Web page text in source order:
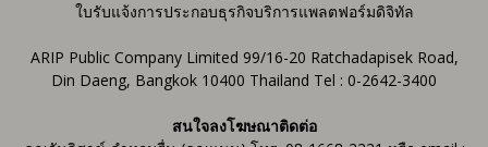
ใบรับแจ้งการประกอบธุรกิจบริการแพลตฟอร์มดิจิทัล
ARIP Public Company Limited 99/16-20 Ratchadapisek Road,
Din Daeng, Bangkok 10400 Thailand Tel : 0-2642-3400
สนใจลงโฆษณาติดต่อ